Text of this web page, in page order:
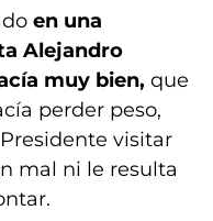
en una
Alejandro
muy bien, que
perder peso,
visitar
mal ni le resulta